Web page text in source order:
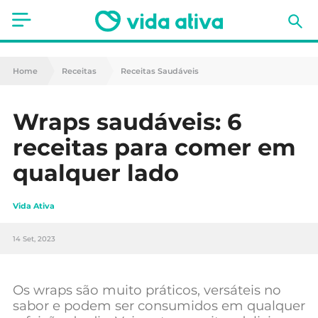
Saúde
Nutrição
Receitas
Fitness
Mães e Bebés
Home Receitas Receitas Saudáveis
Wraps saudáveis: 6
receitas para comer em
qualquer lado
Vida Ativa
14 Set, 2023
Os wraps são muito práticos, versáteis no
sabor e podem ser consumidos em qualquer